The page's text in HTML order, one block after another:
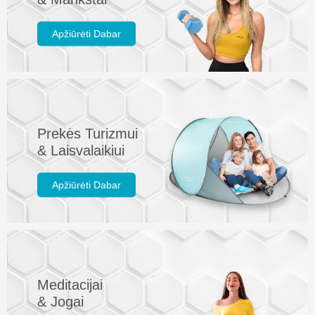
Apžiūrėti Dabar
Prekės Turizmui
& Laisvalaikiui
Apžiūrėti Dabar
Meditacijai
& Jogai